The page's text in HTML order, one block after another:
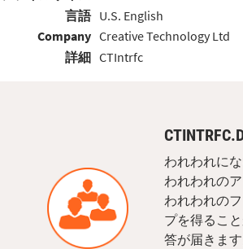
言語
Company
詳細
U.S. English
Creative Technology Ltd
CTIntrfc
われわれに
われわれの
われわれの
プを得るこ
答が届きます